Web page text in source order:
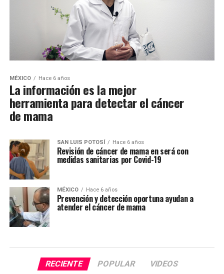
MÉXICO Hace 6 años
La información es la mejor
herramienta para detectar el cáncer
de mama
SAN LUIS POTOSÍ Hace 6 años
Revisión de cáncer de mama en será con
medidas sanitarias por Covid-19
MÉXICO Hace 6 años
Prevención y detección oportuna ayudan a
atender el cáncer de mama
RECIENTE POPULAR VIDEOS